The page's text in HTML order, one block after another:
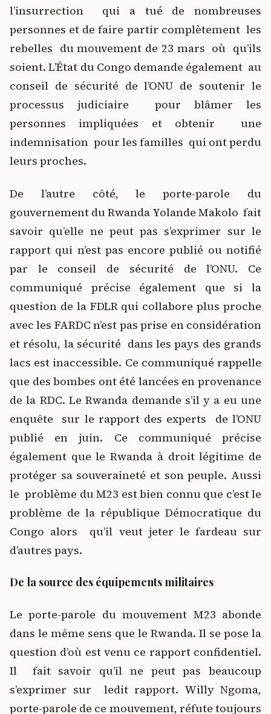
l’insurrection qui a tué de nombreuses
personnes et de faire partir complètement les
rebelles du mouvement de 23 mars où qu’ils
soient. L’État du Congo demande également au
conseil de sécurité de l’ONU de soutenir le
processus judiciaire pour blâmer les
personnes impliquées et obtenir une
indemnisation pour les familles qui ont perdu
leurs proches.
De l’autre côté, le porte-parole du
gouvernement du Rwanda Yolande Makolo fait
savoir qu’elle ne peut pas s’exprimer sur le
rapport qui n’est pas encore publié ou notifié
par le conseil de sécurité de l’ONU. Ce
communiqué précise également que si la
question de la FDLR qui collabore plus proche
avec les FARDC n’est pas prise en considération
et résolu, la sécurité dans les pays des grands
lacs est inaccessible. Ce communiqué rappelle
que des bombes ont été lancées en provenance
de la RDC. Le Rwanda demande s’il y a eu une
enquête sur le rapport des experts de l’ONU
publié en juin. Ce communiqué précise
également que le Rwanda à droit légitime de
protéger sa souveraineté et son peuple. Aussi
le problème du M23 est bien connu que c’est le
problème de la république Démocratique du
Congo alors qu’il veut jeter le fardeau sur
d’autres pays.
De la source des équipements militaires
Le porte-parole du mouvement M23 abonde
dans le même sens que le Rwanda. Il se pose la
question d’où est venu ce rapport confidentiel.
Il fait savoir qu’il ne peut pas beaucoup
s’exprimer sur ledit rapport. Willy Ngoma,
porte-parole de ce mouvement, réfute toujours